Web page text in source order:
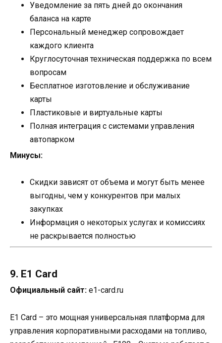
Уведомление за пять дней до окончания
баланса на карте
Персональный менеджер сопровождает
каждого клиента
Круглосуточная техническая поддержка по всем
вопросам
Бесплатное изготовление и обслуживание
карты
Пластиковые и виртуальные карты
Полная интеграция с системами управления
автопарком
Минусы:
Скидки зависят от объема и могут быть менее
выгодны, чем у конкурентов при малых
закупках
Информация о некоторых услугах и комиссиях
не раскрывается полностью
9. E1 Card
Официальный сайт: e1-card.ru
E1 Card – это мощная универсальная платформа для
управления корпоративными расходами на топливо,